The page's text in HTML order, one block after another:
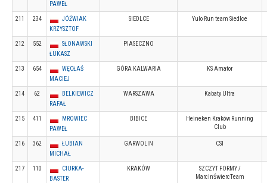
PAWEŁ
211 234
JÓŹWIAK
KRZYSZTOF
SIEDLCE Yulo Run team Siedlce
212 552
SŁONAWSKI
ŁUKASZ
PIASECZNO
213 654
WĘCŁAŚ
MACIEJ
GÓRA KALWARIA KS Amator
214 62
BELKIEWICZ
RAFAŁ
WARSZAWA Kabaty Ultra
215 411
MROWIEC
PAWEŁ
BIBICE
Heineken Kraków Running
Club
216 362
ŁUBIAN
MICHAŁ
GARWOLIN CSI
217 110
CIURKA-
BASTER
KRAKÓW
SZCZYT FORMY /
MarcinŚwiercTeam